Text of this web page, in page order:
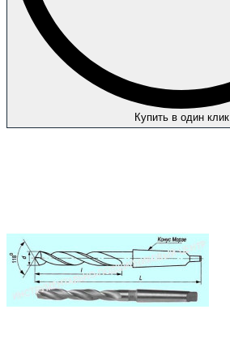
Купить в один клик